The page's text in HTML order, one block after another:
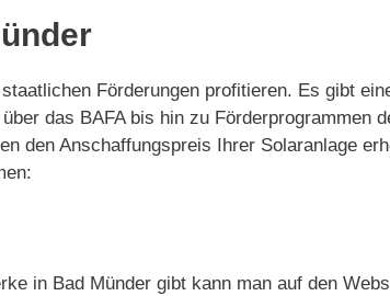
Förderungen profitieren. Es gibt
das BAFA bis hin zu Förderprogrammen
den Anschaffungspreis Ihrer Solaranlage
in Bad Münder gibt kann man auf den